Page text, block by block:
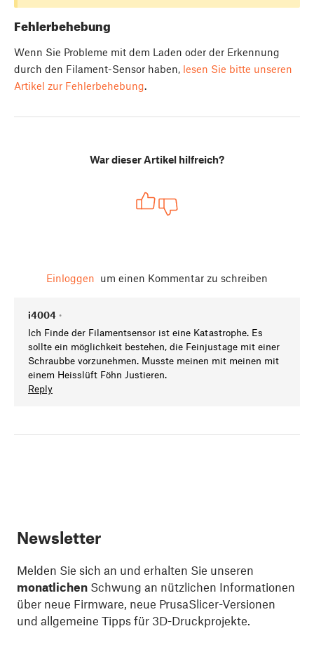
Fehlerbehebung
Wenn Sie Probleme mit dem Laden oder der Erkennung
durch den Filament-Sensor haben, lesen Sie bitte unseren
Artikel zur Fehlerbehebung.
War dieser Artikel hilfreich?
Einloggen um einen Kommentar zu schreiben
i4004 •
Ich Finde der Filamentsensor ist eine Katastrophe. Es
sollte ein möglichkeit bestehen, die Feinjustage mit einer
Schraubbe vorzunehmen. Musste meinen mit meinen mit
einem Heisslüft Föhn Justieren.
Reply
Newsletter
Melden Sie sich an und erhalten Sie unseren
monatlichen Schwung an nützlichen Informationen
über neue Firmware, neue PrusaSlicer-Versionen
und allgemeine Tipps für 3D-Druckprojekte.